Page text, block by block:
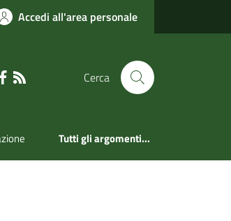
Accedi all'area personale
Cerca
Tutti gli argomenti...